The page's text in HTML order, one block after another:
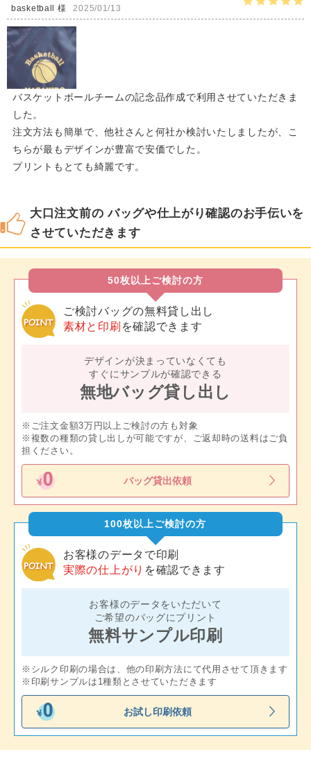
basketball 様 2025/01/13
バスケットボールチームの記念品作成で利用させていただきま
した。
注文方法も簡単で、他社さんと何社か検討いたしましたが、こ
ちらが最もデザインが豊富で安価でした。
プリントもとても綺麗です。
大口注文前の バッグや仕上がり確認のお手伝いを
させていただきます
50枚以上ご検討の方
ご検討バッグの無料貸し出し
素材と印刷 を確認できます
デザインが決まっていなくても
すぐにサンプルが確認できる
無地バッグ貸し出し
※ご注文金額3万円以上ご検討の方も対象
※複数の種類の貸し出しが可能ですが、ご返却時の送料はご負
担ください。
バッグ貸出依頼
100枚以上ご検討の方
お客様のデータで印刷
実際の仕上がり を確認できます
お客様のデータをいただいて
ご希望のバッグにプリント
無料サンプル印刷
※シルク印刷の場合は、他の印刷方法にて代用させて頂きます
※印刷サンプルは1種類とさせていただきます
お試し印刷依頼